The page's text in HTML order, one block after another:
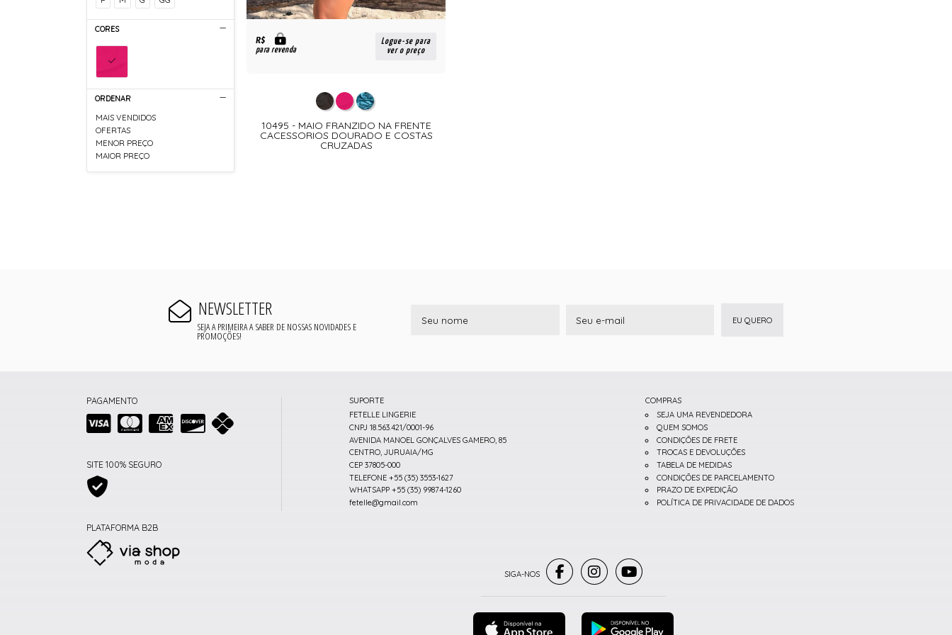
CORES
ORDENAR
MAIS VENDIDOS
OFERTAS
MENOR PREÇO
MAIOR PREÇO
R$
para revenda
Logue-se para
ver o preço
10495 - MAIO FRANZIDO NA FRENTE
CACESSORIOS DOURADO E COSTAS
CRUZADAS
NEWSLETTER
SEJA A PRIMEIRA A SABER DE NOSSAS NOVIDADES E
PROMOÇÕES!
EU QUERO
PAGAMENTO
SITE 100% SEGURO
PLATAFORMA B2B
SUPORTE
FETELLE LINGERIE
CNPJ 18.563.421/0001-96
AVENIDA MANOEL GONÇALVES GAMERO, 85
CENTRO, JURUAIA/MG
CEP 37805-000
TELEFONE +55 (35) 3553-1627
WHATSAPP +55 (35) 99874-1260
fetelle@gmail.com
COMPRAS
SEJA UMA REVENDEDORA
QUEM SOMOS
CONDIÇÕES DE FRETE
TROCAS E DEVOLUÇÕES
TABELA DE MEDIDAS
CONDIÇÕES DE PARCELAMENTO
PRAZO DE EXPEDIÇÃO
POLÍTICA DE PRIVACIDADE DE DADOS